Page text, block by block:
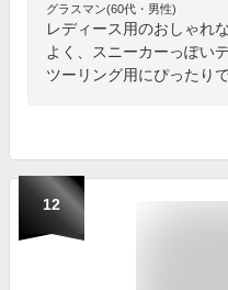
グラスマン(60代・男性)
レディース用のおしゃれ
よく、スニーカーっぽい
ツーリング用にぴったりで
12